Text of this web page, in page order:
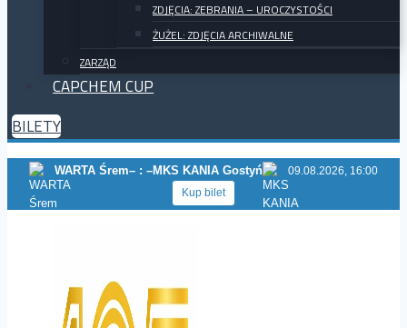
ZDJĘCIA: ZEBRANIA – UROCZYSTOŚCI
ŻUŻEL: ZDJĘCIA ARCHIWALNE
ZARZĄD
CAPCHEM CUP
BILETY
WARTA Śrem– : –MKS KANIA Gostyń
09.08.2026, 16:00
Kup bilet